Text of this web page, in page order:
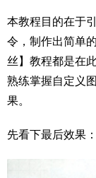
本教程目的在于
令，制作出简单
丝】教程都是在
熟练掌握自定义
果。
先看下最后效果：